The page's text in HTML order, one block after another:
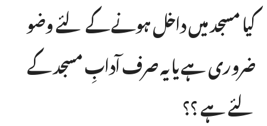
کیا مسجد میں داخل ہونے کے لئے وضو
ضروری ہے یا یہ صرف آدابِ مسجد کے
لئے ہے ؟؟